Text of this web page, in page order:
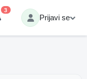
3
Prijavi se